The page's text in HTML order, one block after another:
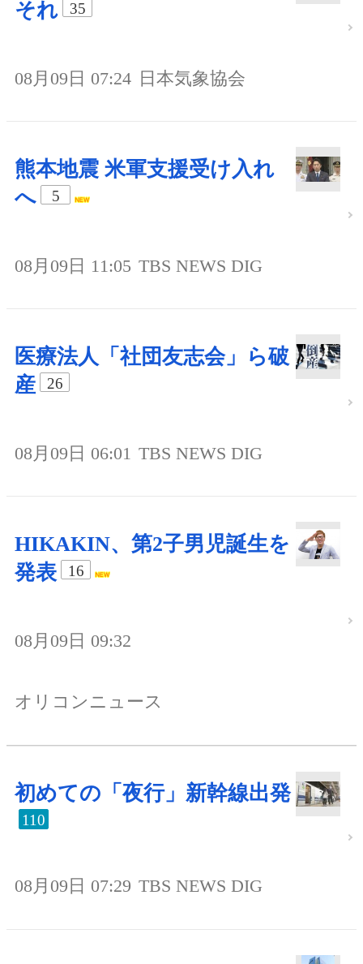
それ
35
08月09日 07:24 日本気象協会
熊本地震 米軍支援受け入れ
へ
5
08月09日 11:05 TBS NEWS DIG
医療法人「社団友志会」ら破
産
26
08月09日 06:01 TBS NEWS DIG
HIKAKIN、第2子男児誕生を
発表
16
08月09日 09:32
オリコンニュース
初めての「夜行」新幹線出発
110
08月09日 07:29 TBS NEWS DIG